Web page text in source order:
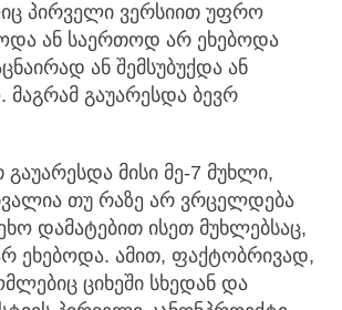
პირველი ვერსიით უფრო
ან საერთოდ არ ეხებოდა
ან შემსუბუქდა ან
მაგრამ გაუარესდა ბევრ
გაუარესდა მისი მე-7 მუხლი,
თუ რაზე არ ვრცელდება
დამატებით ისეთ მუხლებსაც,
ეხებოდა. ამით, ფაქტობრივად,
ციხეში სხედან და